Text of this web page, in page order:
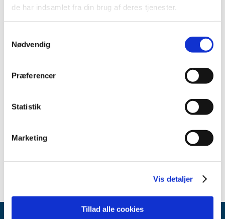
de har indsamlet fra din brug af deres tjenester.
Nødvendig
Præferencer
Statistik
Marketing
Vis detaljer
Tillad alle cookies
2016 (43)
2013 (3)
2011 (13)
2009 (14)
2007 (3)
February (1)